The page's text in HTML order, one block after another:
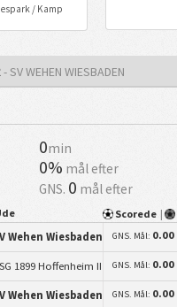
/ Kamp
- SV WEHEN WIESBADEN
0min
0% mål efter
GNS. 0 mål efter
Scorede|
Wehen Wiesbaden GNS. Mål: 0.00
1899 Hoffenheim II GNS. Mål: 0.00
Wehen Wiesbaden GNS. Mål: 0.00